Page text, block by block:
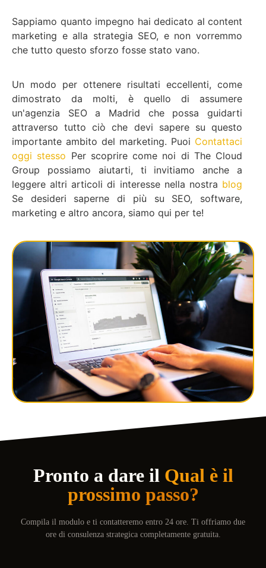
Sappiamo quanto impegno hai dedicato al content
marketing e alla strategia SEO, e non vorremmo
che tutto questo sforzo fosse stato vano.
Un modo per ottenere risultati eccellenti, come
dimostrato da molti, è quello di assumere
un'agenzia SEO a Madrid che possa guidarti
attraverso tutto ciò che devi sapere su questo
importante ambito del marketing. Puoi Contattaci
oggi stesso Per scoprire come noi di The Cloud
Group possiamo aiutarti, ti invitiamo anche a
leggere altri articoli di interesse nella nostra blog
Se desideri saperne di più su SEO, software,
marketing e altro ancora, siamo qui per te!
Pronto a dare il Qual è il
prossimo passo?
Compila il modulo e ti contatteremo entro 24 ore. Ti offriamo due
ore di consulenza strategica completamente gratuita.